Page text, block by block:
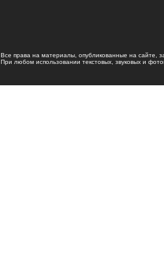
Все права на материалы, опубликованные на сайте,
При любом использовании текстовых, звуковых и